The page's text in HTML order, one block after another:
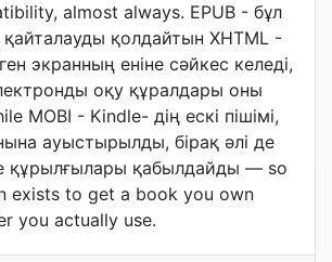
almost always. EPUB - бұл
қолдайтын XHTML -
экранның еніне сәйкес келеді,
оқу құралдары оны
MOBI - Kindle- дің ескі пішімі,
ауыстырылды, бірақ әлі де
құрылғылары қабылдайды — so
exists to get a book you own
you actually use.